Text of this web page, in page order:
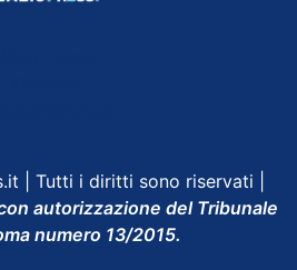
| Tutti i diritti sono riservati |
autorizzazione del Tribunale
numero 13/2015.